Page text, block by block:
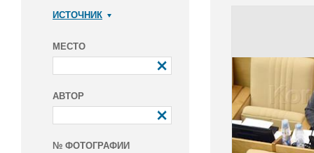
ИСТОЧНИК
МЕСТО
АВТОР
№ ФОТОГРАФИИ